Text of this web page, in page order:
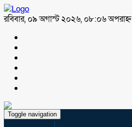
রবিবার, ০৯ অগাস্ট ২০২৬, ০৮:০৬ অপরাহ্ন
Toggle navigation